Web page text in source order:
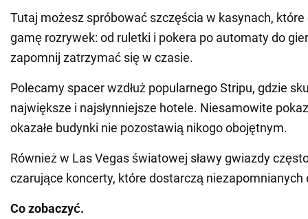
Tutaj możesz spróbować szczęścia w kasynach,
gamę rozrywek: od ruletki i pokera po automaty do
zapomnij zatrzymać się w czasie.
Polecamy spacer wzdłuż popularnego Stripu, gdzie
największe i najsłynniejsze hotele. Niesamowite
okazałe budynki nie pozostawią nikogo obojętnym.
Również w Las Vegas światowej sławy gwiazdy
czarujące koncerty, które dostarczą niezapomnianych
Co zobaczyć.